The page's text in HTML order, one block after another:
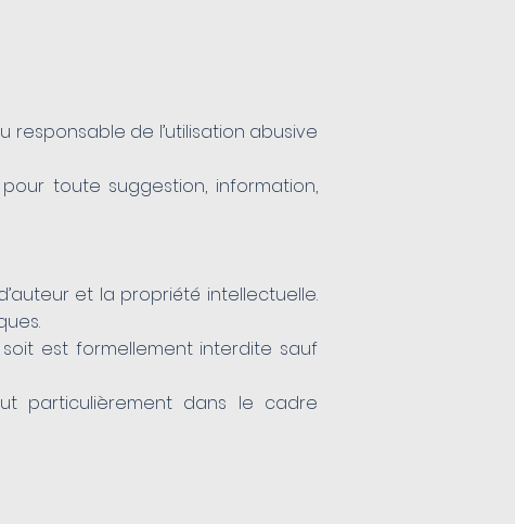
responsable de l’utilisation abusive
toute suggestion, information,
et la propriété intellectuelle.
est formellement interdite sauf
particulièrement dans le cadre